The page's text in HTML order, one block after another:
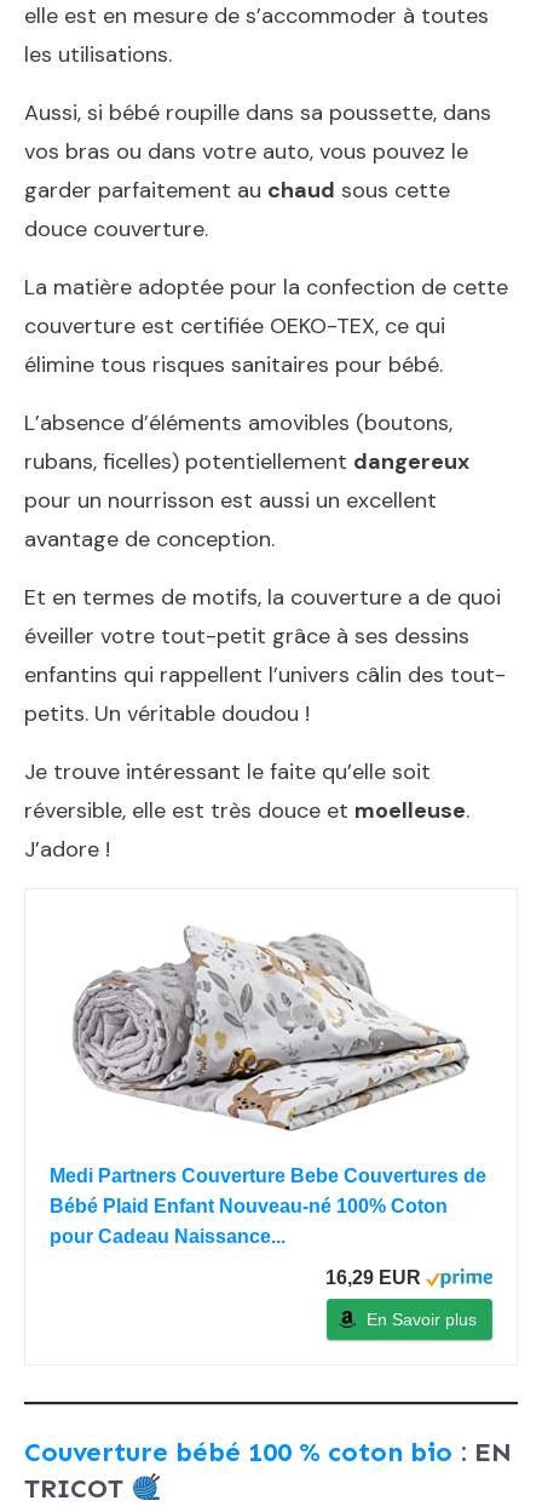
elle est en mesure de s’accommoder à toutes
les utilisations.
Aussi, si bébé roupille dans sa poussette, dans
vos bras ou dans votre auto, vous pouvez le
garder parfaitement au chaud sous cette
douce couverture.
La matière adoptée pour la confection de cette
couverture est certifiée OEKO-TEX, ce qui
élimine tous risques sanitaires pour bébé.
L’absence d’éléments amovibles (boutons,
rubans, ficelles) potentiellement dangereux
pour un nourrisson est aussi un excellent
avantage de conception.
Et en termes de motifs, la couverture a de quoi
éveiller votre tout-petit grâce à ses dessins
enfantins qui rappellent l’univers câlin des tout-
petits. Un véritable doudou !
Je trouve intéressant le faite qu’elle soit
réversible, elle est très douce et moelleuse.
J’adore !
Medi Partners Couverture Bebe Couvertures de
Bébé Plaid Enfant Nouveau-né 100% Coton
pour Cadeau Naissance...
16,29 EUR
En Savoir plus
Couverture bébé 100 % coton bio : EN
TRICOT